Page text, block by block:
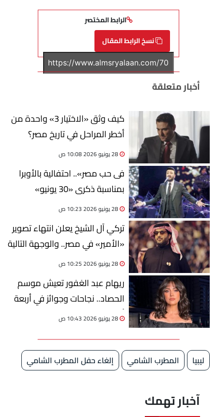
الرابط المختصر
نسخ الرابط المقال
أخبار متعلقة
كيف وثق «الاختيار 3» واحدة من
أخطر المراحل في تاريخ مصر؟
28 يونيو 2026 10:08 ص
فى حب مصر».. احتفالية بالأوبرا
بمناسبة ذكرى «30 يونيو»
28 يونيو 2026 10:23 ص
تركي آل الشيخ يعلن انتهاء تصوير
«الأمير» في مصر.. والوجهة التالية
الرياض
28 يونيو 2026 10:25 ص
ريهام عبد الغفور تعيش موسم
الحصاد.. نجاحات وجوائز في أربعة
أشهر
28 يونيو 2026 10:43 ص
ليبيا المطرب الشامي إلغاء حفل المطرب الشامي
آخبار تهمك